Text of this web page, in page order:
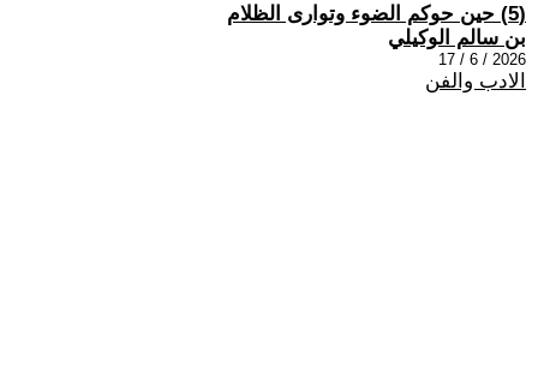
(5) حين حوكم الضوء وتوارى الظلام
بن سالم الوكيلي
2026 / 6 / 17
الادب والفن